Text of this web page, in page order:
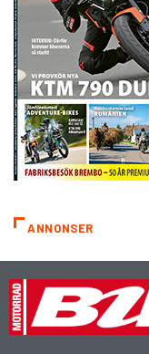
ANNONSER